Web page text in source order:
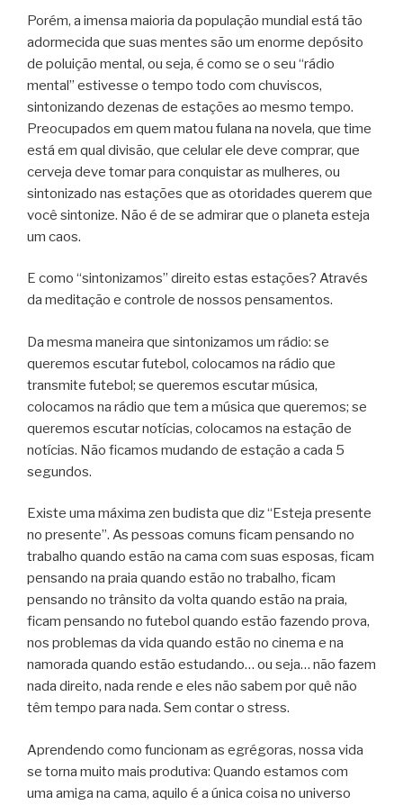
Porém, a imensa maioria da população mundial está tão
adormecida que suas mentes são um enorme depósito
de poluição mental, ou seja, é como se o seu “rádio
mental” estivesse o tempo todo com chuviscos,
sintonizando dezenas de estações ao mesmo tempo.
Preocupados em quem matou fulana na novela, que time
está em qual divisão, que celular ele deve comprar, que
cerveja deve tomar para conquistar as mulheres, ou
sintonizado nas estações que as otoridades querem que
você sintonize. Não é de se admirar que o planeta esteja
um caos.
E como “sintonizamos” direito estas estações? Através
da meditação e controle de nossos pensamentos.
Da mesma maneira que sintonizamos um rádio: se
queremos escutar futebol, colocamos na rádio que
transmite futebol; se queremos escutar música,
colocamos na rádio que tem a música que queremos; se
queremos escutar notícias, colocamos na estação de
notícias. Não ficamos mudando de estação a cada 5
segundos.
Existe uma máxima zen budista que diz “Esteja presente
no presente”. As pessoas comuns ficam pensando no
trabalho quando estão na cama com suas esposas, ficam
pensando na praia quando estão no trabalho, ficam
pensando no trânsito da volta quando estão na praia,
ficam pensando no futebol quando estão fazendo prova,
nos problemas da vida quando estão no cinema e na
namorada quando estão estudando… ou seja… não fazem
nada direito, nada rende e eles não sabem por quê não
têm tempo para nada. Sem contar o stress.
Aprendendo como funcionam as egrégoras, nossa vida
se torna muito mais produtiva: Quando estamos com
uma amiga na cama, aquilo é a única coisa no universo